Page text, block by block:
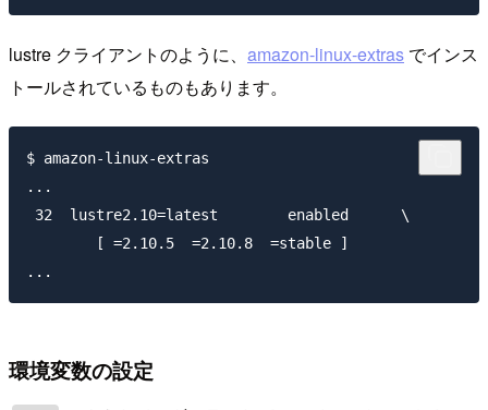
lustre クライアントのように、 amazon-linux-extras でインス
トールされているものもあります。
$ amazon-linux-extras
...
32  lustre2.10=latest        enabled      \
        [ =2.10.5  =2.10.8  =stable ]
環境変数の設定